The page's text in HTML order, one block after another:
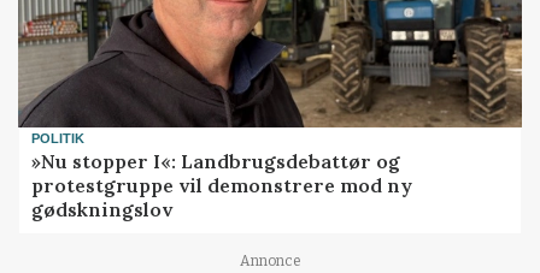
POLITIK
»Nu stopper I«: Landbrugsdebattør og
protestgruppe vil demonstrere mod ny
gødskningslov
Annonce